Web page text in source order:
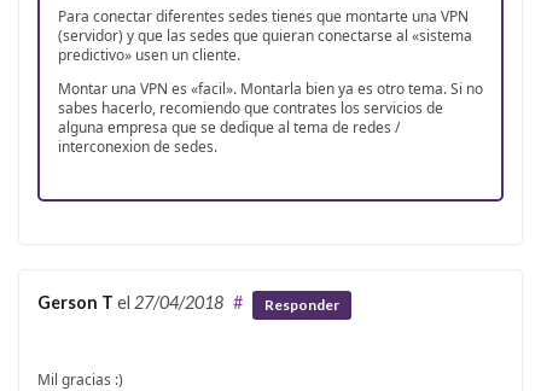
Para conectar diferentes sedes tienes que montarte una VPN
(servidor) y que las sedes que quieran conectarse al «sistema
predictivo» usen un cliente.
Montar una VPN es «facil». Montarla bien ya es otro tema. Si no
sabes hacerlo, recomiendo que contrates los servicios de
alguna empresa que se dedique al tema de redes /
interconexion de sedes.
Gerson T el 27/04/2018 # Responder
Mil gracias :)